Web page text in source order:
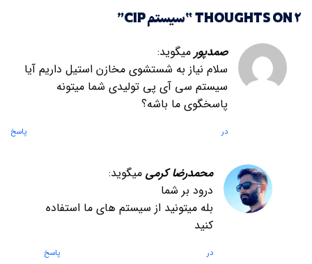
2 THOUGHTS ON “ سیستم CIP ”
صمدپور میگوید:
سلام نیاز به شستشوی مخازن استیل داریم آیا
سیستم سی آی پی تولیدی شما میتونه
پاسخگوی ما باشه؟
در پاسخ
محمدرضا کرمی میگوید:
درود بر شما
بله میتونید از سیستم های ما استفاده
کنید
در پاسخ